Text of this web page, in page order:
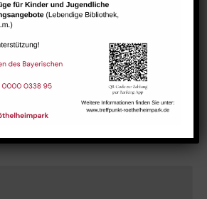
für Körper, Geist und Seele älterer